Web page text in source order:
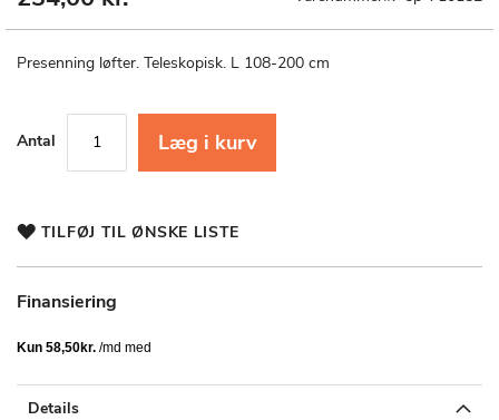
Presenning løfter. Teleskopisk. L 108-200 cm
Antal Læg i kurv
TILFØJ TIL ØNSKE LISTE
Finansiering
af
Details